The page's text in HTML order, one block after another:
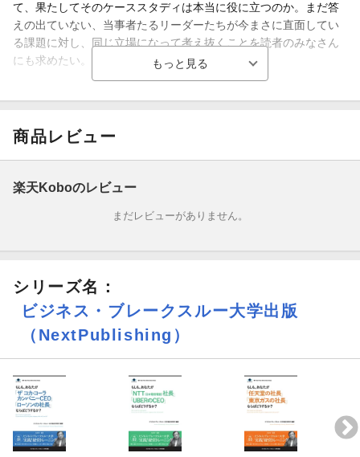
て、果たしてそのケーススタディは本当に役に立つのか。まだ答
えの出ていない、当事者たるリーダーたちが今まさに直面してい
る課題に対し、同じ立場になって考え抜くことを読者のみなさん
にも求めたい。"
本書は大前氏がBBT大学で経営トレーニングとして提供している
ケーススタディを書籍化したものです。
収録ケースはすべて「あなたが●●の責任者ならばどうするか？」
が誰にも分からない）今の課題」を取りあげています。
本書は大前氏による各ケース解説で構成していますが、各企業・
析プロセスをなぞりながら「自分ならばどうするか？」と繰り返
し問いかけることで、経営の思考トレーニングを積むことができ
ます。また、多様な業界を網羅したケースを通して、各業界のビ
ジネスモデルを学ぶという使い方も可能です。
もしも、あなたが
・イオンエンターテイメントの社長ならば
・グローバルダイニングの社長ならば
商品レビュー
楽天Koboのレビュー
まだレビューがありません。
シリーズ名：
ビジネス・ブレークスルー大学出版
（NextPublishing）